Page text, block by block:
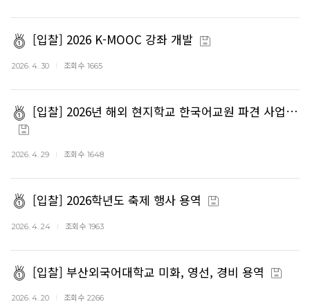
[입찰] 2026 K-MOOC 강좌 개발
2026. 4. 30 조회수 1665
[입찰] 2026년 해외 현지학교 한국어교원 파견 사업…
2026. 4. 29 조회수 1648
[입찰] 2026학년도 축제 행사 용역
2026. 4. 24 조회수 1963
[입찰] 부산외국어대학교 미화, 영선, 경비 용역
2026. 4. 20 조회수 2266